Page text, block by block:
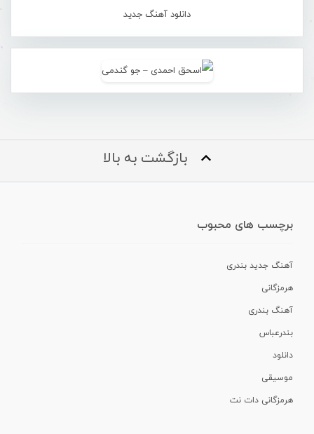
دانلود آهنگ جدید
بازگشت به بالا
برچسب های محبوب
آهنگ جدید بندری
هرمزگانی
آهنگ بندری
بندرعباس
دانلود
موسیقی
هرمزگانی دات نت